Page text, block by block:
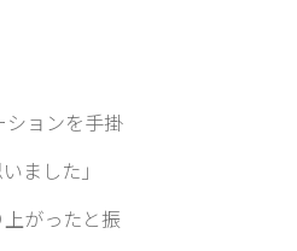
ョンを手掛
ました」
がったと振